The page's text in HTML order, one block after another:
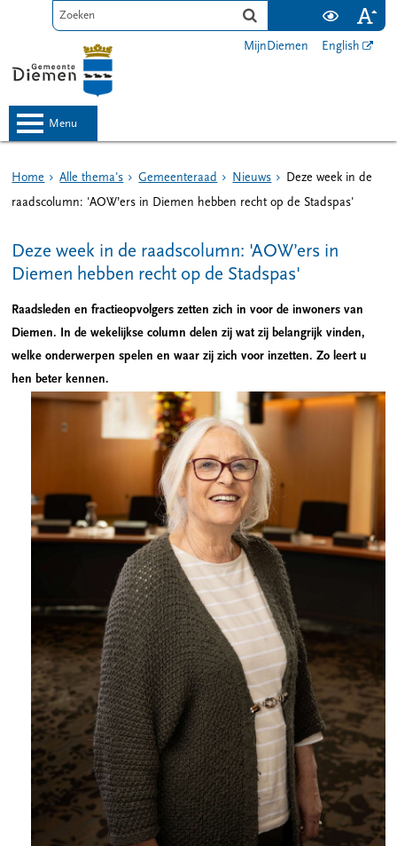
MijnDiemen English
menu
Home Alle thema's Gemeenteraad Nieuws
Deze week in de
raadscolumn: 'AOW’ers in Diemen hebben recht op de Stadspas'
Deze week in de raadscolumn: 'AOW’ers in
Diemen hebben recht op de Stadspas'
Raadsleden en fractieopvolgers zetten zich in voor de inwoners van
Diemen. In de wekelijkse column delen zij wat zij belangrijk vinden,
welke onderwerpen spelen en waar zij zich voor inzetten. Zo leert u
hen beter kennen.